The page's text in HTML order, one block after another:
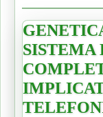
SISTEMA